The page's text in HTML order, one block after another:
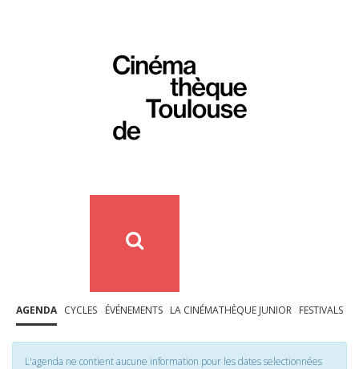
AGENDA CYCLES ÉVÉNEMENTS LA CINÉMATHÈQUE JUNIOR FESTIVALS
L'agenda ne contient aucune information pour les dates selectionnées